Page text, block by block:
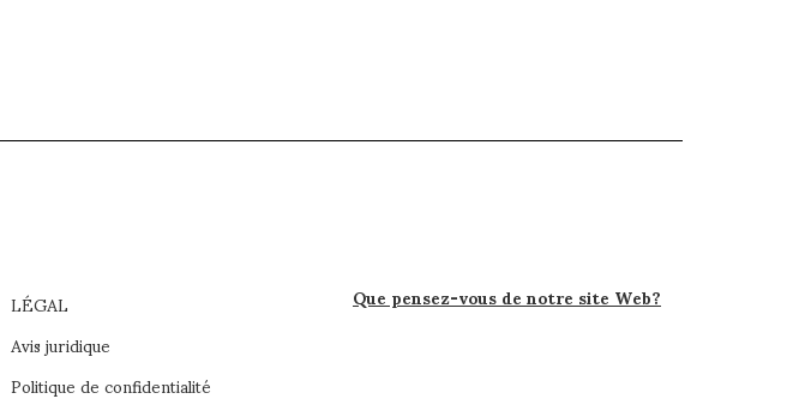
LÉGAL
Avis juridique
Politique de confidentialité
Que pensez-vous de notre site Web?